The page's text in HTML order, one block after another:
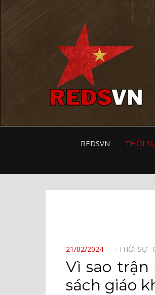
REDSVN THỜI
POSTED
ON
21/02/2024 THỜI SỰ⠀
Vì sao trận
sách giáo